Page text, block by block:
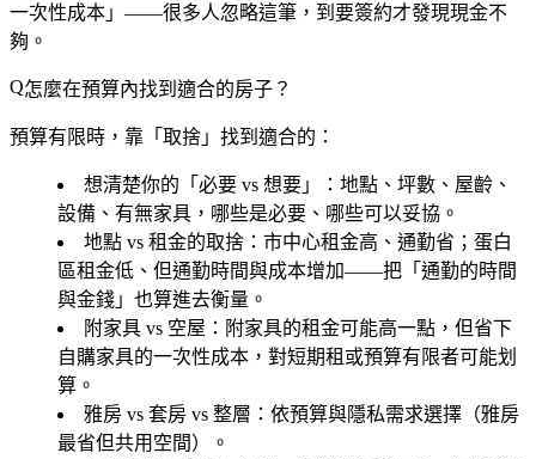
一次性成本」——很多人忽略這筆，到要簽約才發現現金不
夠。
怎麼在預算內找到適合的房子？
預算有限時，靠「取捨」找到適合的：
想清楚你的「必要 vs 想要」
：地點、坪數、屋齡、
設備、有無家具，哪些是必要、哪些可以妥協。
地點 vs 租金的取捨 ：市中心租金高、通勤省；蛋白
區租金低、但通勤時間與成本增加——把「通勤的時間
與金錢」也算進去衡量。
附家具 vs 空屋 ：附家具的租金可能高一點，但省下
自購家具的一次性成本，對短期租或預算有限者可能划
算。
雅房 vs 套房 vs 整層 ：依預算與隱私需求選擇（雅房
最省但共用空間）。